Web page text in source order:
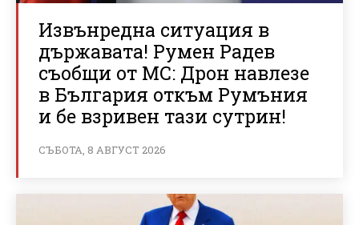
Извънредна ситуация в
държавата! Румен Радев
съобщи от МС: Дрон навлезе
в България откъм Румъния
и бе взривен тази сутрин!
СЪБОТА, 8 АВГУСТ 2026